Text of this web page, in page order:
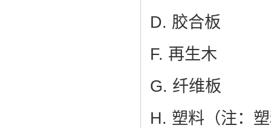
D. 胶合板
F. 再生木
G. 纤维板
H. 塑料（注：